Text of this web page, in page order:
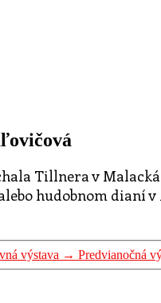
Tillnera v
hudobnom dianí
výstava → Predvianočná